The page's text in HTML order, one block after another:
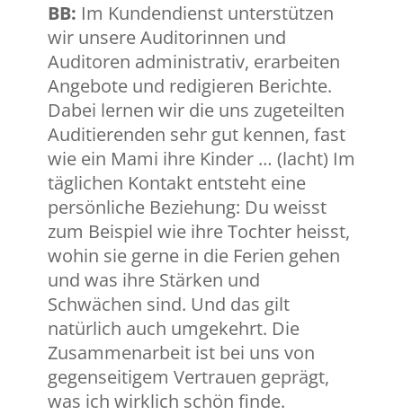
BB: Im Kundendienst unterstützen
wir unsere Auditorinnen und
Auditoren administrativ, erarbeiten
Angebote und redigieren Berichte.
Dabei lernen wir die uns zugeteilten
Auditierenden sehr gut kennen, fast
wie ein Mami ihre Kinder … (lacht) Im
täglichen Kontakt entsteht eine
persönliche Beziehung: Du weisst
zum Beispiel wie ihre Tochter heisst,
wohin sie gerne in die Ferien gehen
und was ihre Stärken und
Schwächen sind. Und das gilt
natürlich auch umgekehrt. Die
Zusammenarbeit ist bei uns von
gegenseitigem Vertrauen geprägt,
was ich wirklich schön finde.